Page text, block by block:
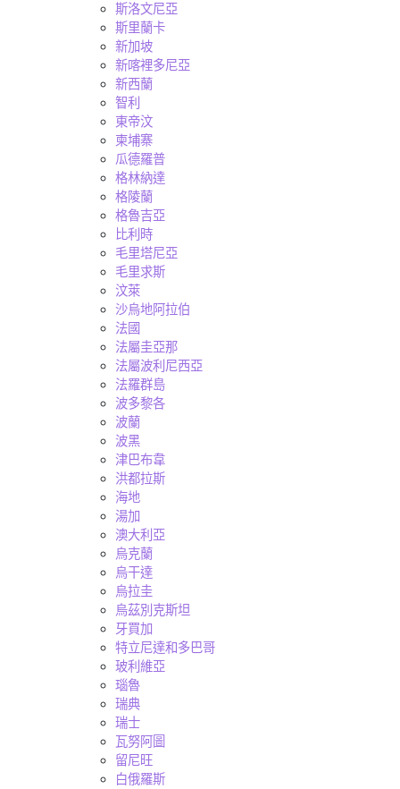
斯洛文尼亞
斯里蘭卡
新加坡
新喀裡多尼亞
新西蘭
智利
東帝汶
柬埔寨
瓜德羅普
格林納達
格陵蘭
格魯吉亞
比利時
毛里塔尼亞
毛里求斯
汶萊
沙烏地阿拉伯
法國
法屬圭亞那
法屬波利尼西亞
法羅群島
波多黎各
波蘭
波黑
津巴布韋
洪都拉斯
海地
湯加
澳大利亞
烏克蘭
烏干達
烏拉圭
烏茲別克斯坦
牙買加
特立尼達和多巴哥
玻利維亞
瑙魯
瑞典
瑞士
瓦努阿圖
留尼旺
白俄羅斯